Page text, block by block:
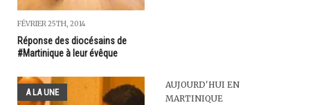
FÉVRIER 25TH, 2014
Réponse des diocésains de
#Martinique à leur évêque
A LA UNE
AUJOURD'HUI EN
MARTINIQUE